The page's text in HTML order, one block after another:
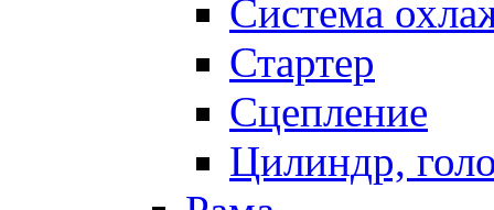
Система
Стартер
Сцепление
Цилиндр,